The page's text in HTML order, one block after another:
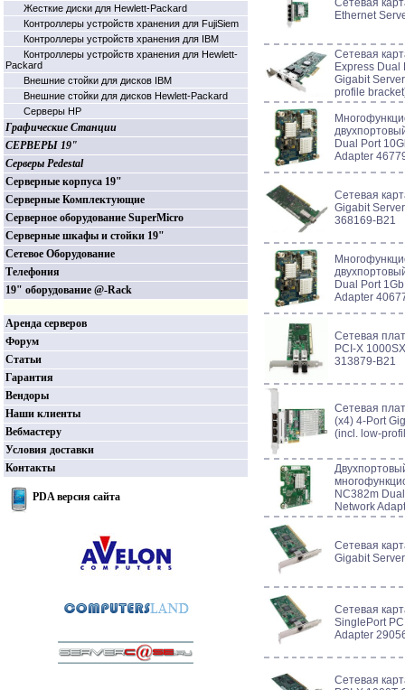
Жесткие диски для Hewlett-Packard
Контроллеры устройств хранения для FujiSiem
Контроллеры устройств хранения для IBM
Контроллеры устройств хранения для Hewlett-
Packard
Внешние стойки для дисков IBM
Внешние стойки для дисков Hewlett-Packard
Серверы HP
Графические Станции
СЕРВЕРЫ 19"
Серверы Pedestal
Серверные корпуса 19"
Серверные Комплектующие
Серверное оборудование SuperMicro
Серверные шкафы и стойки 19"
Сетевое Оборудование
Телефония
19" оборудование @-Rack
Аренда серверов
Форум
Статьи
Гарантия
Вендоры
Наши клиенты
Вебмастеру
Условия доставки
Контакты
PDA версия сайта
Сетевая
Ethernet
Сетевая
Express Dual
Gigabit
profile
Dual Port
Adapter
Сетевая
Gigabit
368169-B21
Dual Port
Adapter
Сетевая
PCI-X
313879-B21
Сетевая
(x4) 4-Port
(incl. low-
NC382m
Network
Сетевая
Gigabit
Сетевая
SinglePort
Adapter
Сетевая